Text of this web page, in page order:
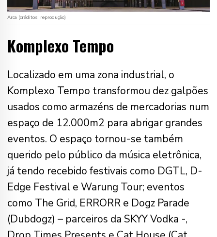
Arca (créditos: reprodução)
Komplexo Tempo
Localizado em uma zona industrial, o
Komplexo Tempo transformou dez galpões
usados como armazéns de mercadorias num
espaço de 12.000m2 para abrigar grandes
eventos. O espaço tornou-se também
querido pelo público da música eletrônica,
já tendo recebido festivais como DGTL, D-
Edge Festival e Warung Tour; eventos
como The Grid, ERRORR e Dogz Parade
(Dubdogz) – parceiros da SKYY Vodka -,